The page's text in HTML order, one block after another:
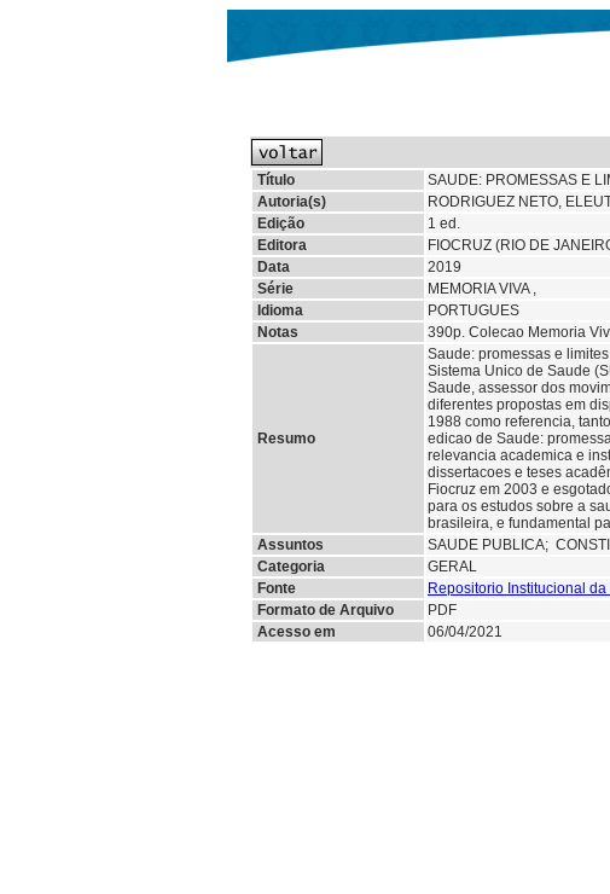
Título
SAUDE: PROMESSAS E
Autoria(s)
RODRIGUEZ NETO,
Edição
1 ed.
Editora
FIOCRUZ (RIO DE
Data
2019
Série
MEMORIA VIVA ,
Idioma
PORTUGUES
Notas
390p. Colecao Memoria
Resumo
Saude: promessas e
Sistema Unico de Saude
Saude, assessor dos
diferentes propostas em
1988 como referencia,
edicao de Saude:
relevancia academica e
dissertacoes e teses
Fiocruz em 2003 e
para os estudos sobre a
brasileira, e fundamental
Assuntos
SAUDE PUBLICA;
Categoria
GERAL
Fonte
Repositorio Institucional da
Formato de Arquivo
PDF
Acesso em
06/04/2021